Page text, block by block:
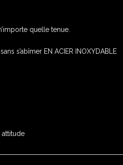
quelle tenue.
s’abîmer EN ACIER INOXYDABLE
attitude